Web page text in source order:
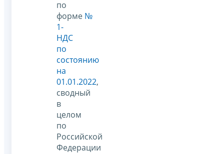
по
форме №
1-
НДС
по
состоянию
на
01.01.2022,
сводный
в
целом
по
Российской
Федерации